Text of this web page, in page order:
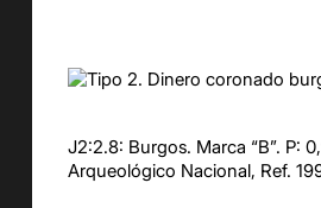
J2:2.8: Burgos. Marca “B”. P:
Arqueológico Nacional, Ref.